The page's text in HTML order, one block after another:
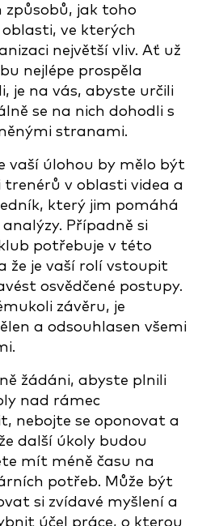
způsobů, jak toho
ve kterých
největší vliv. Ať už
nejlépe prospěla
je na vás, abyste určili
se na nich dohodli s
stranami.
vaší úlohou by mělo být
trenérů v oblasti videa a
který jim pomáhá
Případně si
potřebuje v této
že je vaší rolí vstoupit
osvědčené postupy.
závěru, je
a odsouhlasen všemi
žádáni, abyste plnili
nad rámec
nebojte se oponovat a
další úkoly budou
mít méně času na
potřeb. Může být
si zvídavé myšlení a
účel práce, o kterou